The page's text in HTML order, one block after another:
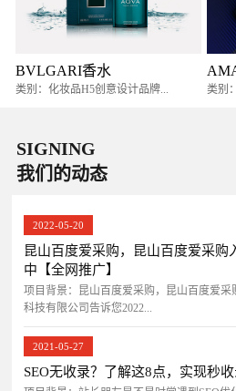
BVLGARI香水
类别：化妆品H5创意设计品牌... 类别
SIGNING
我们的动态
2022-05-20
昆山百度爱采购，昆山百度爱采购
中【全网推广】
项目背景：昆山百度爱采购，昆山百度爱
科技有限公司告诉您2022...
2021-05-27
SEO无收录？了解这8点，实现秒